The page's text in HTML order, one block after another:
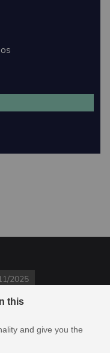
this
and give you the
2025
Reservados todos los
de animación y